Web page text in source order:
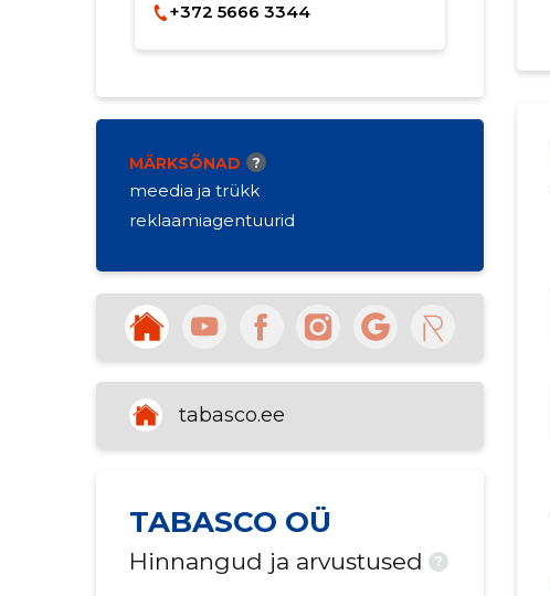
+372 5666 3344
MÄRKSÕNAD ?
meedia ja trükk
reklaamiagentuurid
tabasco.ee
TABASCO OÜ
Hinnangud ja arvustused ?